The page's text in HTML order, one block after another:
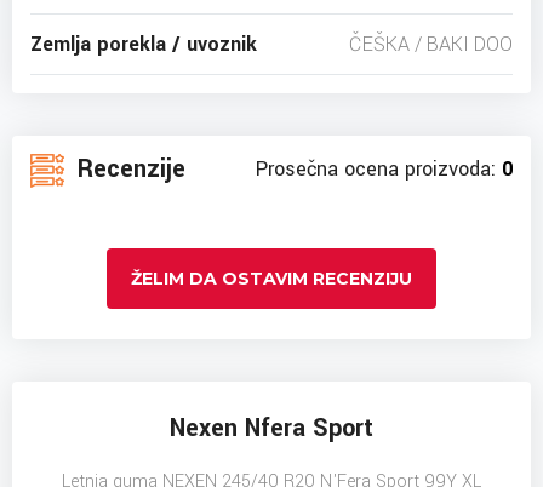
Zemlja porekla / uvoznik ČEŠKA / BAKI DOO
Recenzije Prosečna ocena proizvoda: 0
ŽELIM DA OSTAVIM RECENZIJU
Nexen Nfera Sport
Letnja guma NEXEN 245/40 R20 N'Fera Sport 99Y XL